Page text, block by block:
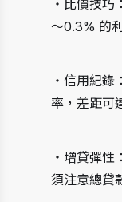
・比價技巧
～0.3% 的
・信用紀
率，差距可
・增貸彈
須注意總貸